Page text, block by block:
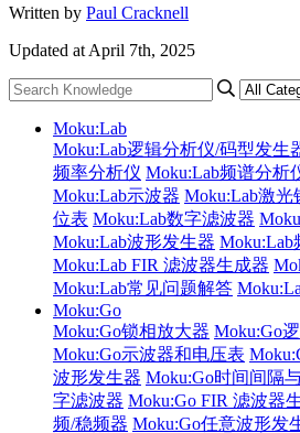
Written by Paul Cracknell
Updated at April 7th, 2025
Moku:Lab
Moku:Lab逻辑分析仪/码型发生
频率分析仪 Moku:Lab频谱分析
Moku:Lab示波器 Moku:Lab激光
位表 Moku:Lab数字滤波器
Moku:Lab波形发生器 Moku:Lab
Moku:Lab FIR 滤波器生成器
Moku:Lab常见问题解答
Moku:Go
Moku:Go锁相放大器 Moku:Go
Moku:Go示波器和电压表
波形发生器 Moku:Go时间间隔
字滤波器 Moku:Go FIR 滤波器
频/稳频器 Moku:Go任意波形发